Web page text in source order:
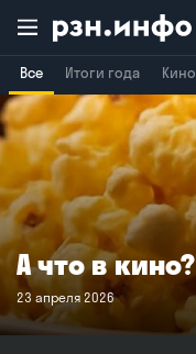
Все Итоги года Кино
Владимир
А что в кино?
23 апреля 2026